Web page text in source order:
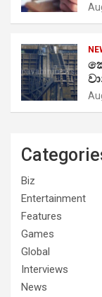
Biz
Entertainment
Features
Games
Global
Interviews
News